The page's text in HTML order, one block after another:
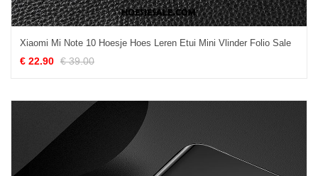
Xiaomi Mi Note 10 Hoesje Hoes Leren Etui Mini Vlinder Folio Sale
€ 22.90 € 39.00